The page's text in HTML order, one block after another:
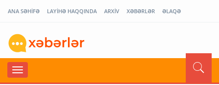
ANA SƏHİFƏ LAYİHƏ HAQQINDA ARXİV XƏBƏRLƏR ƏLAQƏ